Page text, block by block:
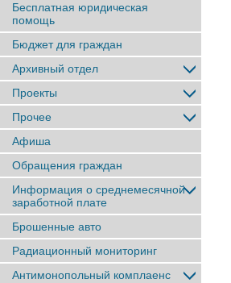
Бесплатная юридическая
помощь
Бюджет для граждан
Архивный отдел
Проекты
Прочее
Афиша
Обращения граждан
Информация о среднемесячной
заработной плате
Брошенные авто
Радиационный мониторинг
Антимонопольный комплаенс